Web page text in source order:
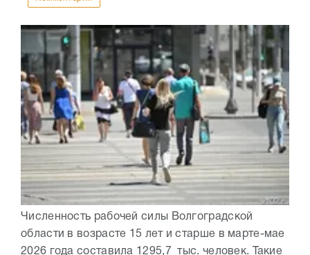
Численность рабочей силы Волгоградской
области в возрасте 15 лет и старше в марте-мае
2026 года составила 1295,7 тыс. человек. Такие